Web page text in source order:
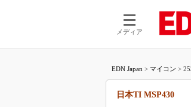
メディア
つながるクル
EDN Japan > マイコン >
日本TI MSP430